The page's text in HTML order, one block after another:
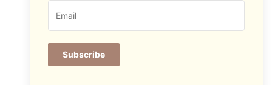
Subscribe